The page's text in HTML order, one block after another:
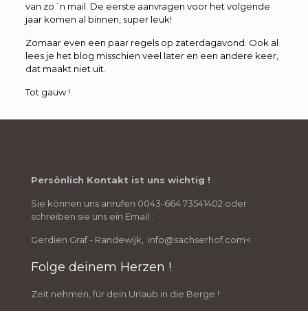
van zo´n mail. De eerste aanvragen voor het volgende
jaar komen al binnen, super leuk!
Zomaar even een paar regels op zaterdagavond. Ook al
lees je het blog misschien veel later en een andere keer,
dat maakt niet uit.
Tot gauw !
Persönlich Kontakt ist uns wichtig ! :
Sie können uns anrufen 0043-664 73541402 oder
schreiben sie uns ein Email :
Gerdien Graf - Randewijk, info@sachserhof.com<
Folge deinem Herzen !
Zeit nehmen, für dein Urlaub in die Berge !